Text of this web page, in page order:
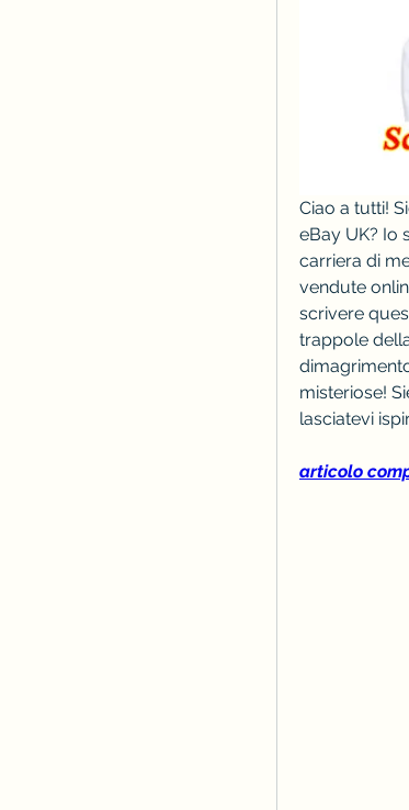
Ciao a tutti!
eBay UK? Io
carriera di
vendute
scrivere
trappole
misteriose!
lasciatevi
articolo